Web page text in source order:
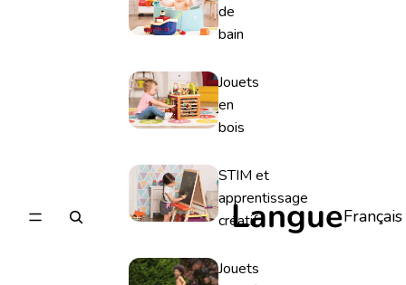
de
bain
Jouets
en
bois
STIM et
apprentissage
créatif
Jouets
Langue